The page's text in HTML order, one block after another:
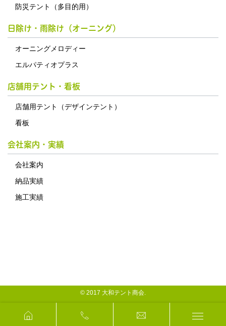
防災テント（多目的用）
日除け・雨除け（オーニング）
オーニングメロディー
エルパティオプラス
店舗用テント・看板
店舗用テント（デザインテント）
看板
会社案内・実績
会社案内
納品実績
施工実績
© 2017 大和テント商会.